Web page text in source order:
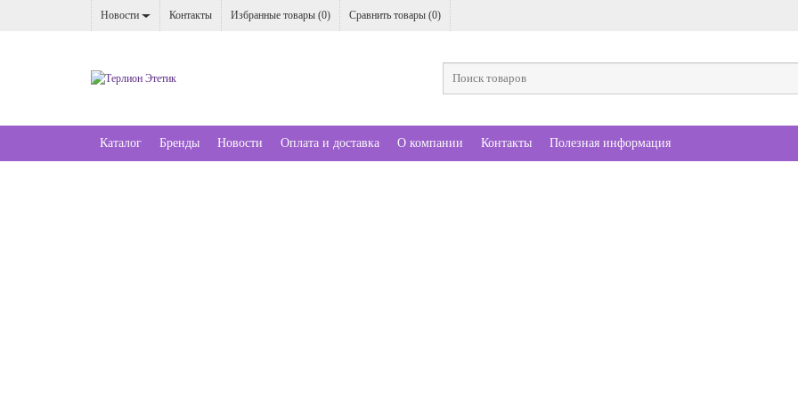
Новости Контакты Избранные товары (0) Сравнить товары (0)
Каталог Бренды Новости Оплата и доставка О компании Контакты Полезная информация